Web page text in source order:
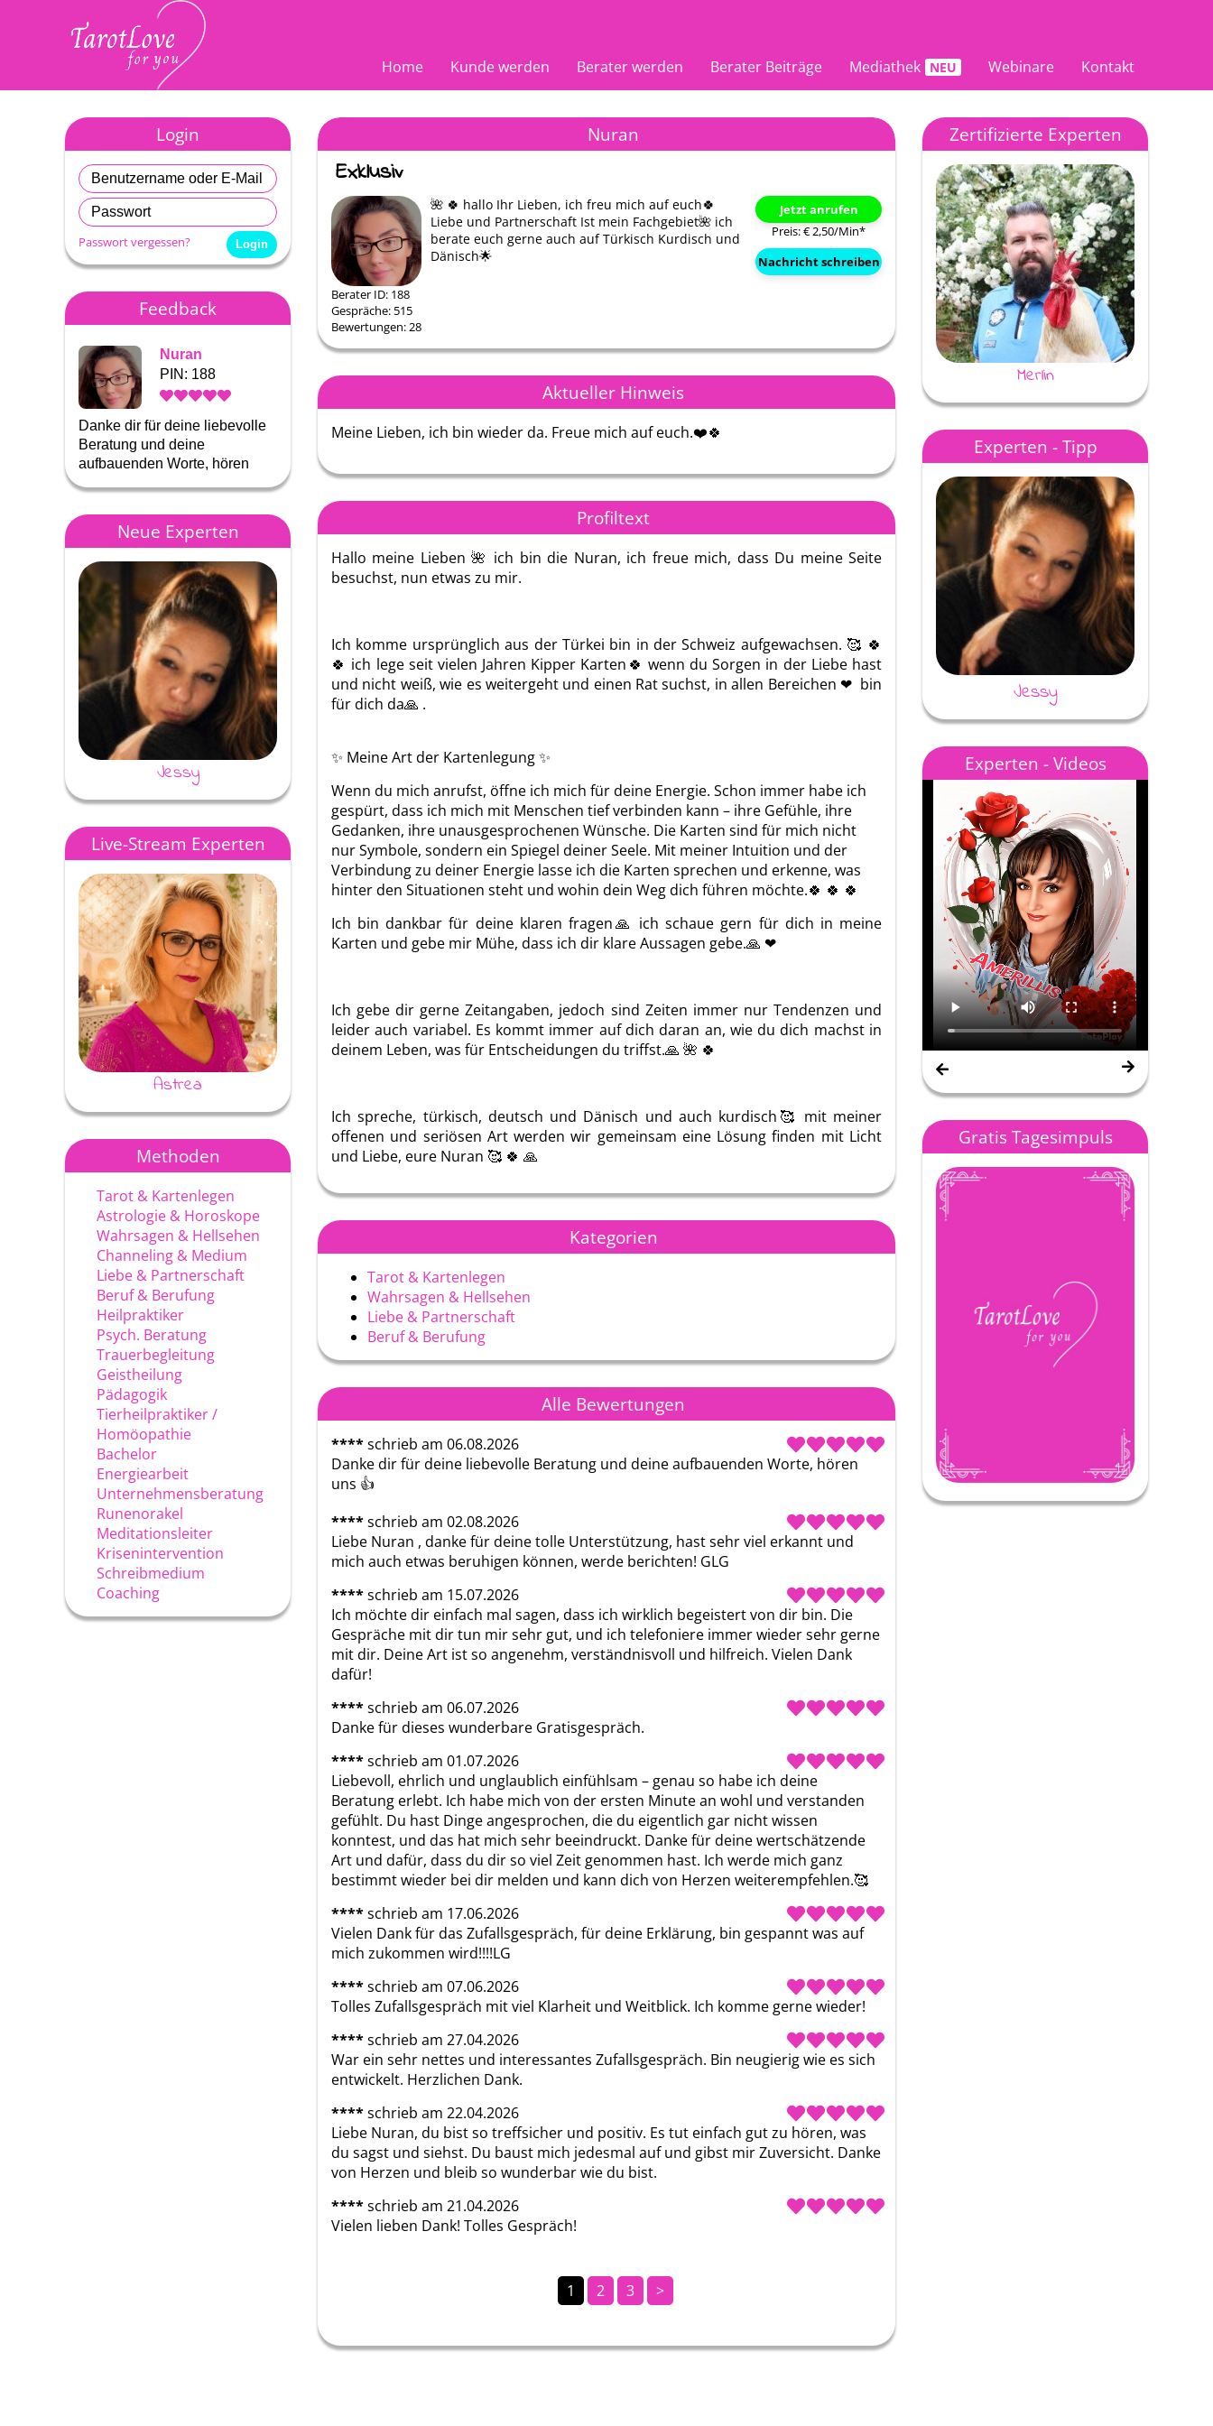
Home Kunde werden Berater werden Berater Beiträge Mediathek Webinare Kontakt
Login
Passwort vergessen?
Feedback
Nuran
PIN: 188
Danke dir für deine liebevolle
Beratung und deine
aufbauenden Worte, hören
uns…
Nuran
PIN: 188
Liebe Nuran , danke für deine
tolle Unterstützung, hast sehr
viel erkannt und …
Neue Experten
Jessy Melrun80 Annina
Live-Stream Experten
Astrea Nana Gipsy Spirit
Methoden
Tarot & Kartenlegen
Astrologie & Horoskope
Wahrsagen & Hellsehen
Channeling & Medium
Liebe & Partnerschaft
Beruf & Berufung
Heilpraktiker
Psych. Beratung
Trauerbegleitung
Geistheilung
Pädagogik
Tierheilpraktiker /
Homöopathie
Bachelor
Energiearbeit
Unternehmensberatung
Runenorakel
Meditationsleiter
Krisenintervention
Schreibmedium
Coaching
Nuran
Berater ID: 188
Gespräche: 515
Bewertungen: 28
🌺 🍀 hallo Ihr Lieben, ich freu mich auf euch🍀
Liebe und Partnerschaft Ist mein Fachgebiet🌺 ich
berate euch gerne auch auf Türkisch Kurdisch und
Dänisch🌟
Jetzt anrufen
Preis: € 2,50/Min*
Nachricht schreiben
Aktueller Hinweis
Meine Lieben, ich bin wieder da. Freue mich auf euch.❤️🍀
Profiltext
Hallo meine Lieben 🌺 ich bin die Nuran, ich freue mich, dass Du meine Seite
besuchst, nun etwas zu mir.
Ich komme ursprünglich aus der Türkei bin in der Schweiz aufgewachsen. 🥰 🍀
🍀 ich lege seit vielen Jahren Kipper Karten🍀 wenn du Sorgen in der Liebe hast
und nicht weiß, wie es weitergeht und einen Rat suchst, in allen Bereichen ❤ ️ bin
für dich da🙏 .
✨ Meine Art der Kartenlegung ✨
Wenn du mich anrufst, öffne ich mich für deine Energie. Schon immer habe ich
gespürt, dass ich mich mit Menschen tief verbinden kann – ihre Gefühle, ihre
Gedanken, ihre unausgesprochenen Wünsche. Die Karten sind für mich nicht
nur Symbole, sondern ein Spiegel deiner Seele. Mit meiner Intuition und der
Verbindung zu deiner Energie lasse ich die Karten sprechen und erkenne, was
hinter den Situationen steht und wohin dein Weg dich führen möchte.🍀 🍀 🍀
Ich bin dankbar für deine klaren fragen🙏 ich schaue gern für dich in meine
Karten und gebe mir Mühe, dass ich dir klare Aussagen gebe.🙏 ❤ ️
Ich gebe dir gerne Zeitangaben, jedoch sind Zeiten immer nur Tendenzen und
leider auch variabel. Es kommt immer auf dich daran an, wie du dich machst in
deinem Leben, was für Entscheidungen du triffst.🙏 🌺 🍀
Ich spreche, türkisch, deutsch und Dänisch und auch kurdisch🥰 mit meiner
offenen und seriösen Art werden wir gemeinsam eine Lösung finden mit Licht
und Liebe, eure Nuran 🥰 🍀 🙏
Kategorien
Tarot & Kartenlegen
Wahrsagen & Hellsehen
Liebe & Partnerschaft
Beruf & Berufung
Alle Bewertungen
****schrieb am 06.08.2026
Danke dir für deine liebevolle Beratung und deine aufbauenden Worte, hören
uns 👍
****schrieb am 02.08.2026
Liebe Nuran , danke für deine tolle Unterstützung, hast sehr viel erkannt und
mich auch etwas beruhigen können, werde berichten! GLG
****schrieb am 15.07.2026
Ich möchte dir einfach mal sagen, dass ich wirklich begeistert von dir bin. Die
Gespräche mit dir tun mir sehr gut, und ich telefoniere immer wieder sehr gerne
mit dir. Deine Art ist so angenehm, verständnisvoll und hilfreich. Vielen Dank
dafür!
****schrieb am 06.07.2026
Danke für dieses wunderbare Gratisgespräch.
****schrieb am 01.07.2026
Liebevoll, ehrlich und unglaublich einfühlsam – genau so habe ich deine
Beratung erlebt. Ich habe mich von der ersten Minute an wohl und verstanden
gefühlt. Du hast Dinge angesprochen, die du eigentlich gar nicht wissen
konntest, und das hat mich sehr beeindruckt. Danke für deine wertschätzende
Art und dafür, dass du dir so viel Zeit genommen hast. Ich werde mich ganz
bestimmt wieder bei dir melden und kann dich von Herzen weiterempfehlen.🥰
****schrieb am 17.06.2026
Vielen Dank für das Zufallsgespräch, für deine Erklärung, bin gespannt was auf
mich zukommen wird!!!!LG
****schrieb am 07.06.2026
Tolles Zufallsgespräch mit viel Klarheit und Weitblick. Ich komme gerne wieder!
****schrieb am 27.04.2026
War ein sehr nettes und interessantes Zufallsgespräch. Bin neugierig wie es sich
entwickelt. Herzlichen Dank.
****schrieb am 22.04.2026
Liebe Nuran, du bist so treffsicher und positiv. Es tut einfach gut zu hören, was
du sagst und siehst. Du baust mich jedesmal auf und gibst mir Zuversicht. Danke
von Herzen und bleib so wunderbar wie du bist.
****schrieb am 21.04.2026
Vielen lieben Dank! Tolles Gespräch!
1 2 3 >
Zertifizierte Experten
Merlin
Experten - Tipp
Jessy
Experten - Videos
Gratis Tagesimpuls